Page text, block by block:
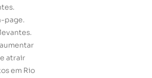
page.
atrair
em Rio